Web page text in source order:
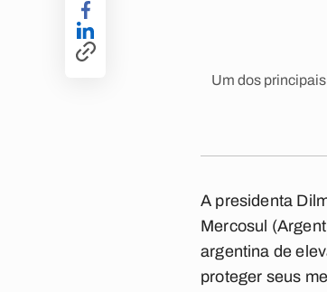
Um dos
A presidenta
Mercosul
argentina de
proteger seus